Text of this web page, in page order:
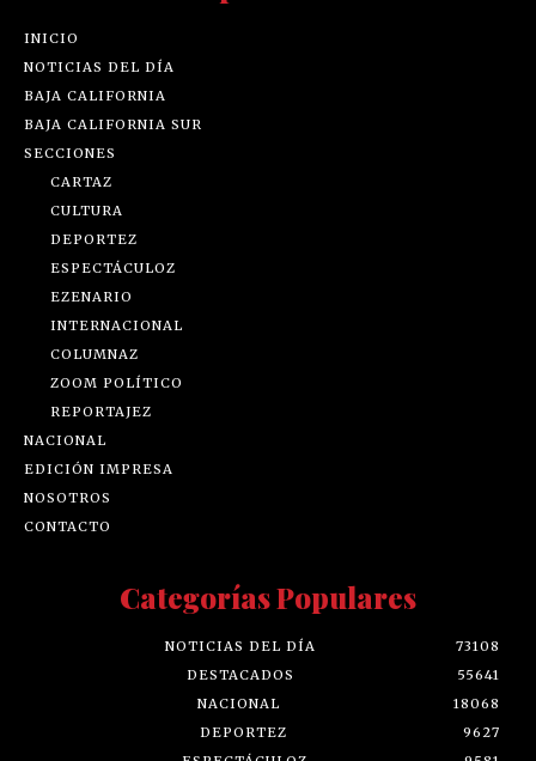
INICIO
NOTICIAS DEL DÍA
BAJA CALIFORNIA
BAJA CALIFORNIA SUR
SECCIONES
CARTAZ
CULTURA
DEPORTEZ
ESPECTÁCULOZ
EZENARIO
INTERNACIONAL
COLUMNAZ
ZOOM POLÍTICO
REPORTAJEZ
NACIONAL
EDICIÓN IMPRESA
NOSOTROS
CONTACTO
Categorías Populares
NOTICIAS DEL DÍA
73108
DESTACADOS
55641
NACIONAL
18068
DEPORTEZ
9627